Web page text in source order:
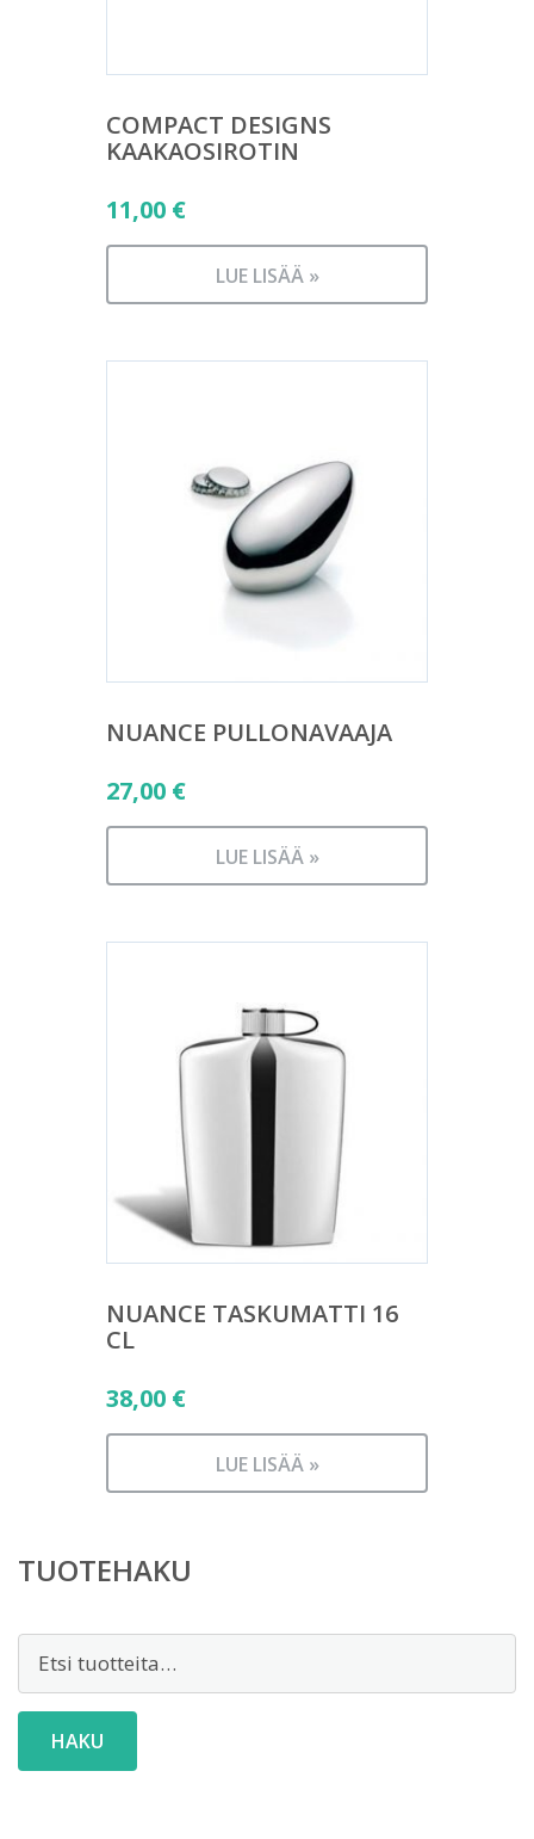
COMPACT DESIGNS
KAAKAOSIROTIN
11,00 €
LUE LISÄÄ »
NUANCE PULLONAVAAJA
27,00 €
LUE LISÄÄ »
NUANCE TASKUMATTI 16
CL
38,00 €
LUE LISÄÄ »
TUOTEHAKU
Etsi:
HAKU